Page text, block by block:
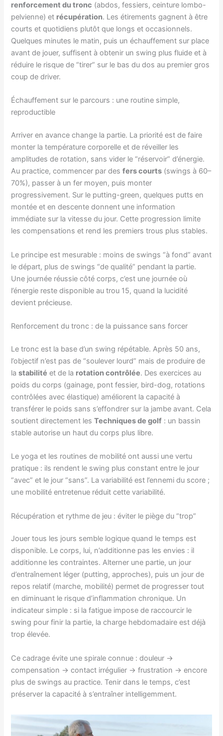
renforcement du tronc (abdos, fessiers, ceinture lombo-
pelvienne) et récupération. Les étirements gagnent à être
courts et quotidiens plutôt que longs et occasionnels.
Quelques minutes le matin, puis un échauffement sur place
avant de jouer, suffisent à obtenir un swing plus fluide et à
réduire le risque de “tirer” sur le bas du dos au premier gros
coup de driver.
Échauffement sur le parcours : une routine simple,
reproductible
Arriver en avance change la partie. La priorité est de faire
monter la température corporelle et de réveiller les
amplitudes de rotation, sans vider le “réservoir” d’énergie.
Au practice, commencer par desfers courts (swings à 60–
70%), passer à un fer moyen, puis monter
progressivement. Sur le putting-green, quelques putts en
montée et en descente donnent une information
immédiate sur la vitesse du jour. Cette progression limite
les compensations et rend les premiers trous plus stables.
Le principe est mesurable : moins de swings “à fond” avant
le départ, plus de swings “de qualité” pendant la partie.
Une journée réussie côté corps, c’est une journée où
l’énergie reste disponible au trou 15, quand la lucidité
devient précieuse.
Renforcement du tronc : de la puissance sans forcer
Le tronc est la base d’un swing répétable. Après 50 ans,
l’objectif n’est pas de “soulever lourd” mais de produire de
lastabilité et de la rotation contrôlée. Des exercices au
poids du corps (gainage, pont fessier, bird-dog, rotations
contrôlées avec élastique) améliorent la capacité à
transférer le poids sans s’effondrer sur la jambe avant. Cela
soutient directement lesTechniques de golf : un bassin
stable autorise un haut du corps plus libre.
Le yoga et les routines de mobilité ont aussi une vertu
pratique : ils rendent le swing plus constant entre le jour
“avec” et le jour “sans”. La variabilité est l’ennemi du score ;
une mobilité entretenue réduit cette variabilité.
Récupération et rythme de jeu : éviter le piège du “trop”
Jouer tous les jours semble logique quand le temps est
disponible. Le corps, lui, n’additionne pas les envies : il
additionne les contraintes. Alterner une partie, un jour
d’entraînement léger (putting, approches), puis un jour de
repos relatif (marche, mobilité) permet de progresser tout
en diminuant le risque d’inflammation chronique. Un
indicateur simple : si la fatigue impose de raccourcir le
swing pour finir la partie, la charge hebdomadaire est déjà
trop élevée.
Ce cadrage évite une spirale connue : douleur →
compensation → contact irrégulier → frustration → encore
plus de swings au practice. Tenir dans le temps, c’est
préserver la capacité à s’entraîner intelligemment.